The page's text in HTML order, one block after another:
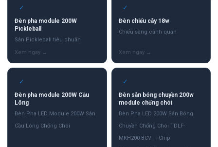
✓
Đèn pha module 200W
Pickleball
Sân Pickleball tiêu chuẩn
✓
Đèn chiếu cây 18w
Chiếu sáng cảnh quan
✓
Đèn pha module 200W Cầu
Lông
Đèn Pha LED Module 200W Sân
Cầu Lông Chống Chói
✓
Đèn sân bóng chuyền 200w
module chống chói
Đèn Pha LED 200W Sân Bóng
Chuyền Chống Chói TDLF-
MKH200-BCV — Chip